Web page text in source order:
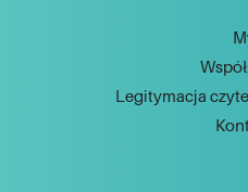
Legitymacja